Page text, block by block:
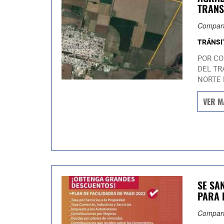
POR
DEL
VER
SE
PARA